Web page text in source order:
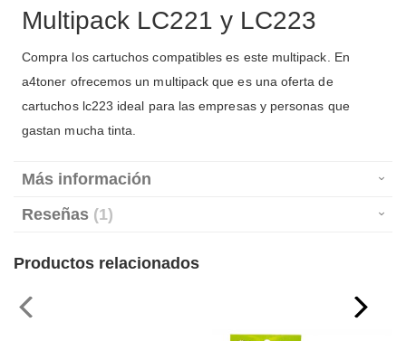
Multipack LC221 y LC223
Compra los cartuchos compatibles es este multipack. En
a4toner ofrecemos un multipack que es una oferta de
cartuchos lc223 ideal para las empresas y personas que
gastan mucha tinta.
Más información
Reseñas 1
Productos relacionados